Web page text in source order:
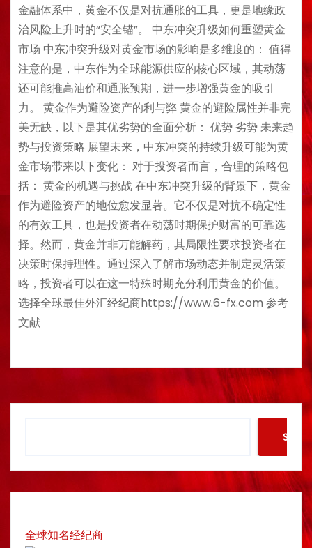
金融体系中，黄金不仅是对抗通胀的工具，更是地缘政
治风险上升时的“安全锚”。 中东冲突升级如何重塑黄金
市场 中东冲突升级对黄金市场的影响是多维度的： 值得
注意的是，中东作为全球能源供应的核心区域，其动荡
还可能推高油价和通胀预期，进一步增强黄金的吸引
力。 黄金作为避险资产的利与弊 黄金的避险属性并非完
美无缺，以下是其优劣势的全面分析： 优势 劣势 未来趋
势与投资策略 展望未来，中东冲突的持续升级可能为黄
金市场带来以下变化： 对于投资者而言，合理的策略包
括： 黄金的机遇与挑战 在中东冲突升级的背景下，黄金
作为避险资产的地位愈发显著。它不仅是对抗不确定性
的有效工具，也是投资者在动荡时期保护财富的可靠选
择。然而，黄金并非万能解药，其局限性要求投资者在
决策时保持理性。通过深入了解市场动态并制定灵活策
略，投资者可以在这一特殊时期充分利用黄金的价值。
选择全球最佳外汇经纪商https://www.6-fx.com 参考
文献
c
全球知名经纪商